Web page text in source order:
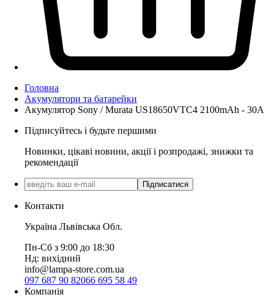
Головна
Акумулятори та батарейки
Акумулятор Sony / Murata US18650VTC4 2100mAh - 30A
Підписуйтесь і будьте першими
Новинки, цікаві новини, акції і розпродажі, знижки та
рекомендації
Підписатися
Контакти
Україна Львівська Обл.
Пн-Сб з 9:00 до 18:30
Нд: вихідний
info@lampa-store.com.ua
097 687 90 82066 695 58 49
Компанія